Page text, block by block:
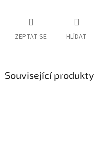
ZEPTAT SE HLÍDAT
Související produkty